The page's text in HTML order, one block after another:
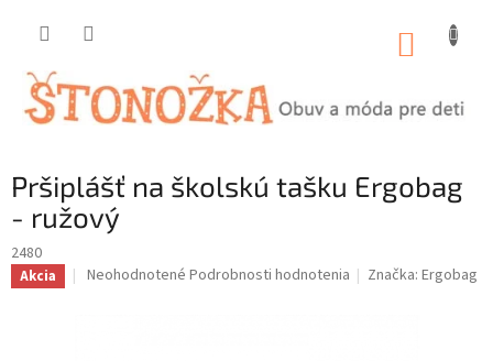
Pršiplášť na školskú tašku Ergobag
- ružový
2480
Akcia
Priemerné
Neohodnotené Podrobnosti hodnotenia Značka:Ergobag